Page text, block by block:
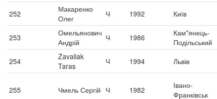
252
Макаренко
Олег
Ч 1992 Київ
253
Омельянович
Андрій
Ч 1986
Кам"янець-
Подільський
254
Zavaliak
Taras
Ч 1994 Львів
255 Чмель Сергій Ч 1982
Івано-
Франківськ